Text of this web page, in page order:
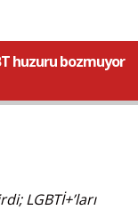
huzuru bozmuyor
LGBTİ+’ları